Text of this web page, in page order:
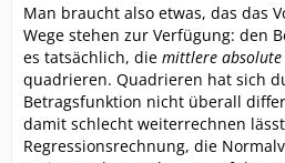
Man braucht also etwas, das das
Wege stehen zur Verfügung: den
es tatsächlich, die mittlere absolute
quadrieren. Quadrieren hat sich
Betragsfunktion nicht überall
damit schlecht weiterrechnen
Regressionsrechnung, die